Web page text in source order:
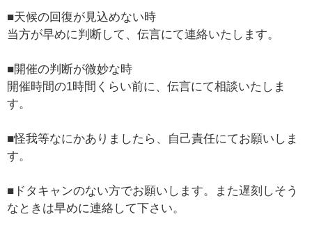
■天候の回復が見込めない時
当方が早めに判断して、伝言にて連絡いたします。
■開催の判断が微妙な時
開催時間の1時間くらい前に、伝言にて相談いたしま
す。
■怪我等なにかありましたら、自己責任にてお願いしま
す。
■ドタキャンのない方でお願いします。また遅刻しそう
なときは早めに連絡して下さい。